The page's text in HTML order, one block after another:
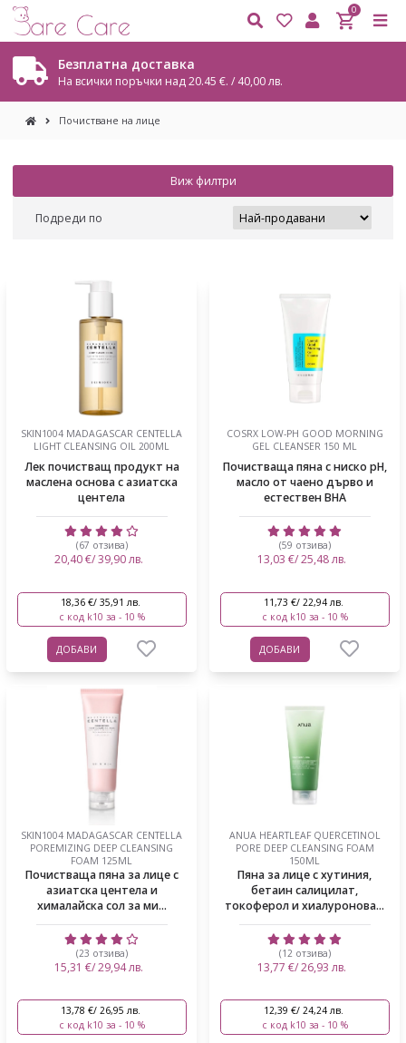
0
Безплатна доставка
На всички поръчки над 20.45 €. / 40,00 лв.
Почистване на лице
Виж филтри
Подреди по
SKIN1004 MADAGASCAR CENTELLA
LIGHT CLEANSING OIL 200ML
Лек почистващ продукт на
маслена основа с азиатска
центела
(67 отзива)
20,40 €/ 39,90 лв.
18,36 €/ 35,91 лв.
с код k10 за - 10 %
ДОБАВИ
COSRX LOW-PH GOOD MORNING
GEL CLEANSER 150 ML
Почистваща пяна с ниско pH,
масло от чаено дърво и
естествен BHA
(59 отзива)
13,03 €/ 25,48 лв.
11,73 €/ 22,94 лв.
с код k10 за - 10 %
ДОБАВИ
SKIN1004 MADAGASCAR CENTELLA
POREMIZING DEEP CLEANSING
FOAM 125ML
Почистваща пяна за лице с
азиатска центела и
хималайска сол за ми...
(23 отзива)
15,31 €/ 29,94 лв.
13,78 €/ 26,95 лв.
с код k10 за - 10 %
ANUA HEARTLEAF QUERCETINOL
PORE DEEP CLEANSING FOAM
150ML
Пяна за лице с хутиния,
бетаин салицилат,
токоферол и хиалуронова...
(12 отзива)
13,77 €/ 26,93 лв.
12,39 €/ 24,24 лв.
с код k10 за - 10 %